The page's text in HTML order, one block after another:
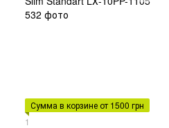
Сумма в корзине от 1500 грн
1